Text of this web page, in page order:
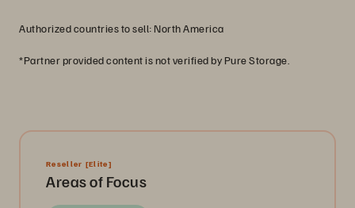
Authorized countries to sell: North America
*Partner provided content is not verified by Pure Storage.
Reseller [Elite]
Areas of Focus